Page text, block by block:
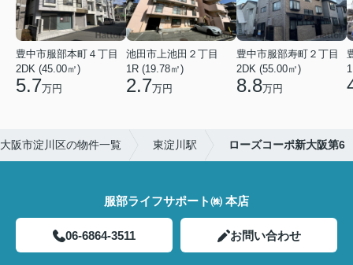
豊中市服部本町４丁目
2DK (45.00㎡)
5.7万円
池田市上池田２丁目
1R (19.78㎡)
2.7万円
豊中市服部寿町２丁目
2DK (55.00㎡)
8.8万円
大阪市淀川区の物件一覧 東淀川駅 ローズコーポ新大阪第6
服部ライフサポート㈱ 本店
06-6864-3511 お問い合わせ